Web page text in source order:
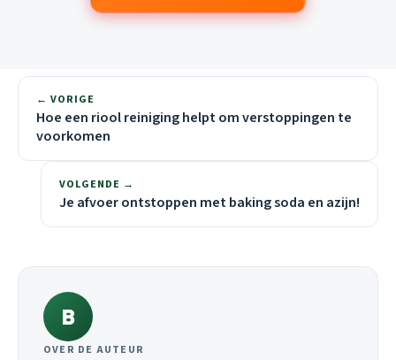
← VORIGE
Hoe een riool reiniging helpt om verstoppingen te
voorkomen
VOLGENDE →
Je afvoer ontstoppen met baking soda en azijn!
B
OVER DE AUTEUR